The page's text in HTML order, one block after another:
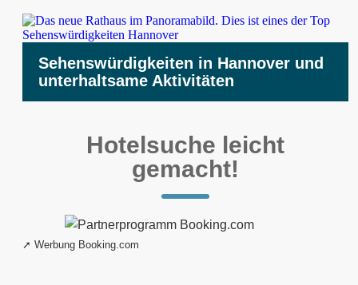
Sehenswürdigkeiten in Hannover und
unterhaltsame Aktivitäten
Hotelsuche leicht
gemacht!